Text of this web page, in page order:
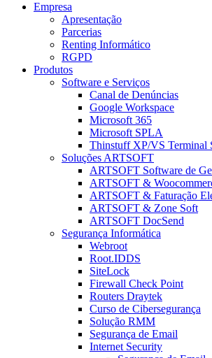
Empresa
Apresentação
Parcerias
Renting Informático
RGPD
Produtos
Software e Serviços
Canal de Denúncias
Google Workspace
Microsoft 365
Microsoft SPLA
Thinstuff XP/VS Terminal
Soluções ARTSOFT
ARTSOFT Software de
ARTSOFT &
ARTSOFT & Faturação
ARTSOFT & Zone Soft
ARTSOFT DocSend
Segurança Informática
Webroot
Root.IDDS
SiteLock
Firewall Check Point
Routers Draytek
Curso de Cibersegurança
Solução RMM
Segurança de Email
Internet Security